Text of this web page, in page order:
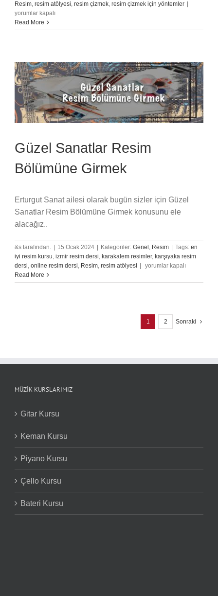
Resim, resim atölyesi, resim çizmek, resim çizmek için yöntemler
Boya
yorumlar kapalı
Read More
Güzel Sanatlar Resim
Bölümüne Girmek
Erturgut Sanat ailesi olarak bugün sizler için Güzel
Sanatlar Resim Bölümüne Girmek konusunu ele
alacağız..
&s tarafından. 15 Ocak 2024 Kategoriler: Genel , Resim Tags: en
iyi resim kursu, izmir resim dersi, karakalem resimler, karşıyaka resim
dersi, online resim dersi, Resim, resim atölyesi
Güzel
Resim
yorumlar kapalı
Read More
1 2 Sonraki
MÜZIK KURSLARIMIZ
Gitar Kursu
Keman Kursu
Piyano Kursu
Çello Kursu
Bateri Kursu